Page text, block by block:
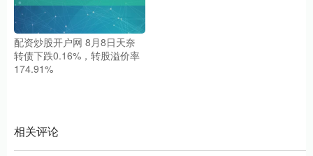
配资炒股开户网 8月8日天奈
转债下跌0.16%，转股溢价率
174.91%
相关评论